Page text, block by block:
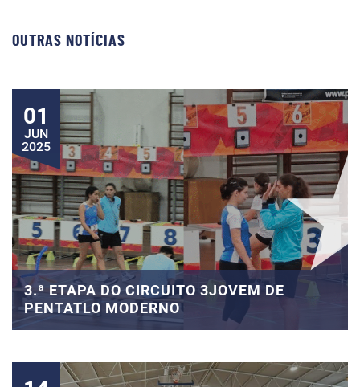
OUTRAS NOTÍCIAS
01
JUN
2025
3.ª ETAPA DO CIRCUITO 3JOVEM DE
PENTATLO MODERNO